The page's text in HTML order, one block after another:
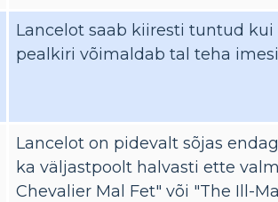
Lancelot saab kiiresti tuntud
pealkiri võimaldab tal teha
Lancelot on pidevalt sõjas
ka väljastpoolt halvasti ette
Chevalier Mal Fet" või "The Ill-